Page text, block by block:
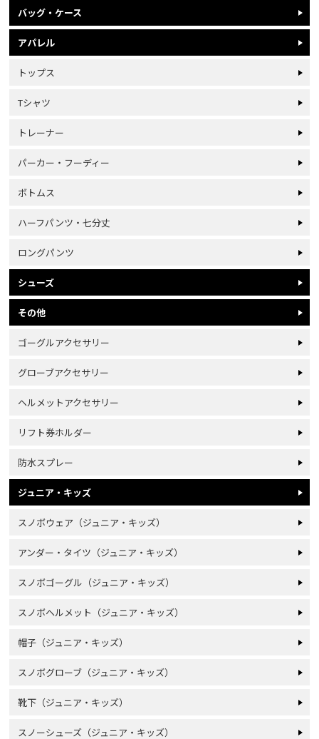
バッグ・ケース
アパレル
トップス
Tシャツ
トレーナー
パーカー・フーディー
ボトムス
ハーフパンツ・七分丈
ロングパンツ
シューズ
その他
ゴーグルアクセサリー
グローブアクセサリー
ヘルメットアクセサリー
リフト券ホルダー
防水スプレー
ジュニア・キッズ
スノボウェア（ジュニア・キッズ）
アンダー・タイツ（ジュニア・キッズ）
スノボゴーグル（ジュニア・キッズ）
スノボヘルメット（ジュニア・キッズ）
帽子（ジュニア・キッズ）
スノボグローブ（ジュニア・キッズ）
靴下（ジュニア・キッズ）
スノーシューズ（ジュニア・キッズ）